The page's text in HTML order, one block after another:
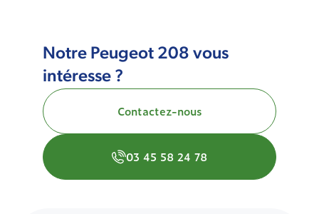
Notre Peugeot 208 vous
intéresse ?
Contactez-nous
03 45 58 24 78